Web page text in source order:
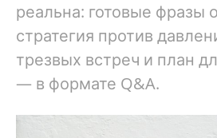
реальна: готовые фразы
стратегия против
трезвых встреч и план
— в формате Q&A.